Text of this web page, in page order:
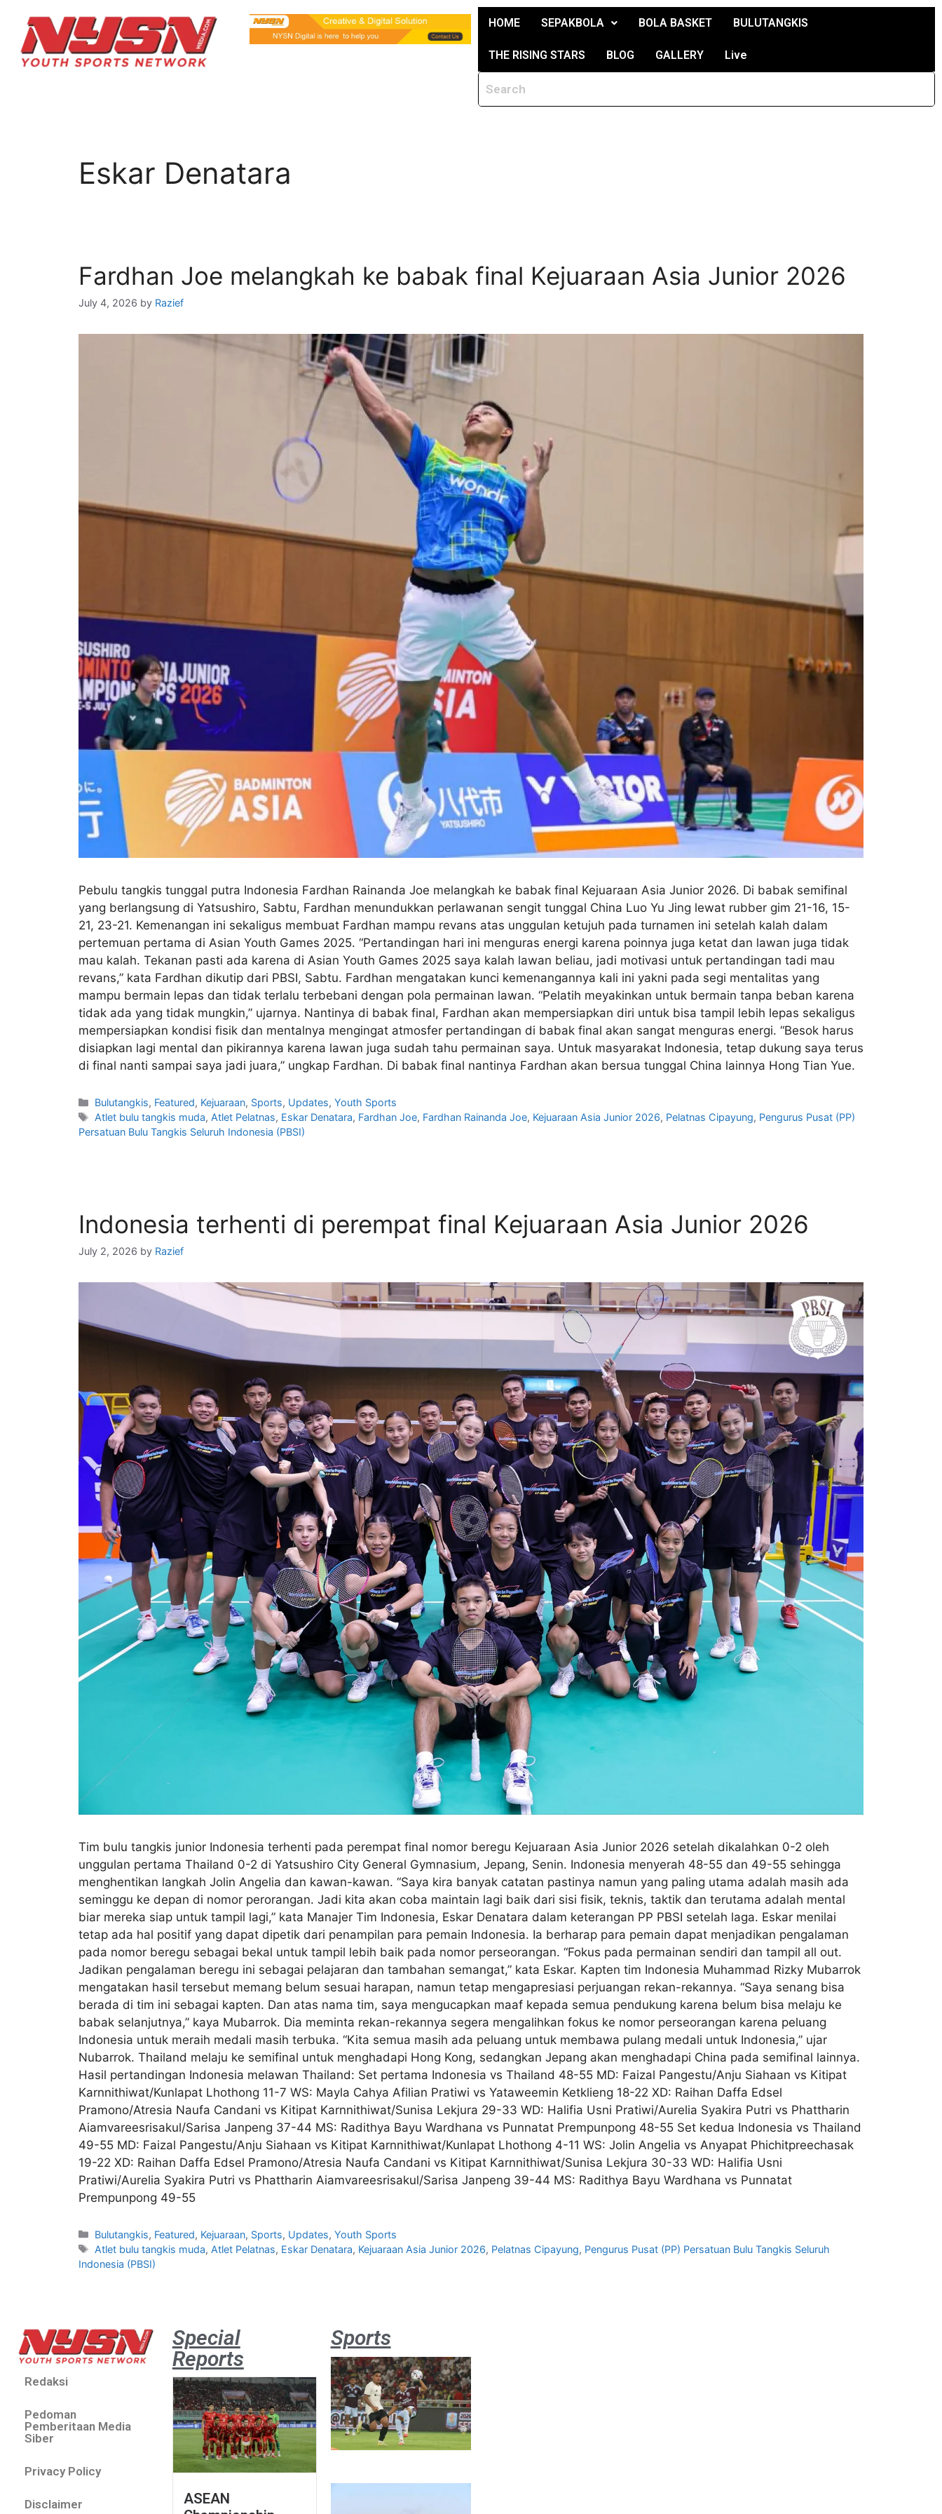
HOME SEPAKBOLA BOLA BASKET BULUTANGKIS
THE RISING STARS BLOG GALLERY Live
Eskar Denatara
Fardhan Joe melangkah ke babak final Kejuaraan Asia Junior 2026
July 4, 2026 by Razief
Pebulu tangkis tunggal putra Indonesia Fardhan Rainanda Joe melangkah ke babak final Kejuaraan Asia Junior 2026. Di babak semifinal
yang berlangsung di Yatsushiro, Sabtu, Fardhan menundukkan perlawanan sengit tunggal China Luo Yu Jing lewat rubber gim 21-16, 15-
21, 23-21. Kemenangan ini sekaligus membuat Fardhan mampu revans atas unggulan ketujuh pada turnamen ini setelah kalah dalam
pertemuan pertama di Asian Youth Games 2025. “Pertandingan hari ini menguras energi karena poinnya juga ketat dan lawan juga tidak
mau kalah. Tekanan pasti ada karena di Asian Youth Games 2025 saya kalah lawan beliau, jadi motivasi untuk pertandingan tadi mau
revans,” kata Fardhan dikutip dari PBSI, Sabtu. Fardhan mengatakan kunci kemenangannya kali ini yakni pada segi mentalitas yang
mampu bermain lepas dan tidak terlalu terbebani dengan pola permainan lawan. “Pelatih meyakinkan untuk bermain tanpa beban karena
tidak ada yang tidak mungkin,” ujarnya. Nantinya di babak final, Fardhan akan mempersiapkan diri untuk bisa tampil lebih lepas sekaligus
mempersiapkan kondisi fisik dan mentalnya mengingat atmosfer pertandingan di babak final akan sangat menguras energi. “Besok harus
disiapkan lagi mental dan pikirannya karena lawan juga sudah tahu permainan saya. Untuk masyarakat Indonesia, tetap dukung saya terus
di final nanti sampai saya jadi juara,” ungkap Fardhan. Di babak final nantinya Fardhan akan bersua tunggal China lainnya Hong Tian Yue.
Bulutangkis, Featured, Kejuaraan, Sports, Updates,Youth Sports
Atlet bulu tangkis muda, Atlet Pelatnas, Eskar Denatara, Fardhan Joe, Fardhan Rainanda Joe, Kejuaraan Asia Junior 2026, Pelatnas Cipayung, Pengurus Pusat (PP)
Persatuan Bulu Tangkis Seluruh Indonesia (PBSI)
Indonesia terhenti di perempat final Kejuaraan Asia Junior 2026
July 2, 2026 by Razief
Tim bulu tangkis junior Indonesia terhenti pada perempat final nomor beregu Kejuaraan Asia Junior 2026 setelah dikalahkan 0-2 oleh
unggulan pertama Thailand 0-2 di Yatsushiro City General Gymnasium, Jepang, Senin. Indonesia menyerah 48-55 dan 49-55 sehingga
menghentikan langkah Jolin Angelia dan kawan-kawan. “Saya kira banyak catatan pastinya namun yang paling utama adalah masih ada
seminggu ke depan di nomor perorangan. Jadi kita akan coba maintain lagi baik dari sisi fisik, teknis, taktik dan terutama adalah mental
biar mereka siap untuk tampil lagi,” kata Manajer Tim Indonesia, Eskar Denatara dalam keterangan PP PBSI setelah laga. Eskar menilai
tetap ada hal positif yang dapat dipetik dari penampilan para pemain Indonesia. Ia berharap para pemain dapat menjadikan pengalaman
pada nomor beregu sebagai bekal untuk tampil lebih baik pada nomor perseorangan. “Fokus pada permainan sendiri dan tampil all out.
Jadikan pengalaman beregu ini sebagai pelajaran dan tambahan semangat,” kata Eskar. Kapten tim Indonesia Muhammad Rizky Mubarrok
mengatakan hasil tersebut memang belum sesuai harapan, namun tetap mengapresiasi perjuangan rekan-rekannya. “Saya senang bisa
berada di tim ini sebagai kapten. Dan atas nama tim, saya mengucapkan maaf kepada semua pendukung karena belum bisa melaju ke
babak selanjutnya,” kaya Mubarrok. Dia meminta rekan-rekannya segera mengalihkan fokus ke nomor perseorangan karena peluang
Indonesia untuk meraih medali masih terbuka. “Kita semua masih ada peluang untuk membawa pulang medali untuk Indonesia,” ujar
Nubarrok. Thailand melaju ke semifinal untuk menghadapi Hong Kong, sedangkan Jepang akan menghadapi China pada semifinal lainnya.
Hasil pertandingan Indonesia melawan Thailand: Set pertama Indonesia vs Thailand 48-55 MD: Faizal Pangestu/Anju Siahaan vs Kitipat
Karnnithiwat/Kunlapat Lhothong 11-7 WS: Mayla Cahya Afilian Pratiwi vs Yataweemin Ketklieng 18-22 XD: Raihan Daffa Edsel
Pramono/Atresia Naufa Candani vs Kitipat Karnnithiwat/Sunisa Lekjura 29-33 WD: Halifia Usni Pratiwi/Aurelia Syakira Putri vs Phattharin
Aiamvareesrisakul/Sarisa Janpeng 37-44 MS: Radithya Bayu Wardhana vs Punnatat Prempunpong 48-55 Set kedua Indonesia vs Thailand
49-55 MD: Faizal Pangestu/Anju Siahaan vs Kitipat Karnnithiwat/Kunlapat Lhothong 4-11 WS: Jolin Angelia vs Anyapat Phichitpreechasak
19-22 XD: Raihan Daffa Edsel Pramono/Atresia Naufa Candani vs Kitipat Karnnithiwat/Sunisa Lekjura 30-33 WD: Halifia Usni
Pratiwi/Aurelia Syakira Putri vs Phattharin Aiamvareesrisakul/Sarisa Janpeng 39-44 MS: Radithya Bayu Wardhana vs Punnatat
Prempunpong 49-55
Bulutangkis, Featured, Kejuaraan, Sports, Updates,Youth Sports
Atlet bulu tangkis muda, Atlet Pelatnas, Eskar Denatara, Kejuaraan Asia Junior 2026, Pelatnas Cipayung, Pengurus Pusat (PP) Persatuan Bulu Tangkis Seluruh
Indonesia (PBSI)
Redaksi
Pedoman
Pemberitaan Media
Siber
Privacy Policy
Disclaimer
Special
Reports
ASEAN
Sports